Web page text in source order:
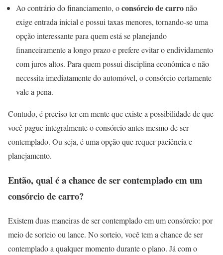
Ao contrário do financiamento, oconsórcio de carronão
exige entrada inicial e possui taxas menores, tornando-se uma
opção interessante para quem está se planejando
financeiramente a longo prazo e prefere evitar o endividamento
com juros altos. Para quem possui disciplina econômica e não
necessita imediatamente do automóvel, o consórcio certamente
vale a pena.
Contudo, é preciso ter em mente que existe a possibilidade de que
você pague integralmente o consórcio antes mesmo de ser
contemplado. Ou seja, é uma opção que requer paciência e
planejamento.
Então, qual é a chance de ser contemplado em um
consórcio de carro?
Existem duas maneiras de ser contemplado em um consórcio: por
meio de sorteio ou lance. No sorteio, você tem a chance de ser
contemplado a qualquer momento durante o plano. Já com o